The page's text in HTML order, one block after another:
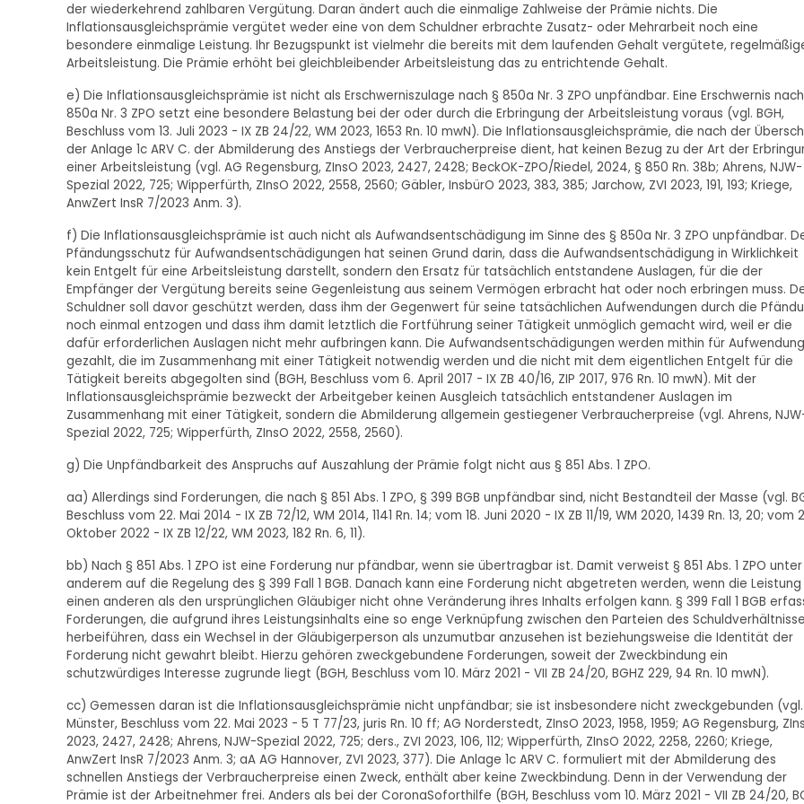
der wiederkehrend zahlbaren Vergütung. Daran ändert auch die einmalige Zahlweise der Prämie nichts. Die
Inflationsausgleichsprämie vergütet weder eine von dem Schuldner erbrachte Zusatz- oder Mehrarbeit noch eine
besondere einmalige Leistung. Ihr Bezugspunkt ist vielmehr die bereits mit dem laufenden Gehalt vergütete,
Arbeitsleistung. Die Prämie erhöht bei gleichbleibender Arbeitsleistung das zu entrichtende Gehalt.
e) Die Inflationsausgleichsprämie ist nicht als Erschwerniszulage nach § 850a Nr. 3 ZPO unpfändbar. Eine Erschwernis
850a Nr. 3 ZPO setzt eine besondere Belastung bei der oder durch die Erbringung der Arbeitsleistung voraus (vgl. BGH,
Beschluss vom 13. Juli 2023 - IX ZB 24/22, WM 2023, 1653 Rn. 10 mwN). Die Inflationsausgleichsprämie, die nach der
der Anlage 1c ARV C. der Abmilderung des Anstiegs der Verbraucherpreise dient, hat keinen Bezug zu der Art der
einer Arbeitsleistung (vgl. AG Regensburg, ZInsO 2023, 2427, 2428; BeckOK-ZPO/Riedel, 2024, § 850 Rn. 38b; Ahrens, NJW-
Spezial 2022, 725; Wipperfürth, ZInsO 2022, 2558, 2560; Gäbler, InsbürO 2023, 383, 385; Jarchow, ZVI 2023, 191, 193; Kriege,
AnwZert InsR 7/2023 Anm. 3).
f) Die Inflationsausgleichsprämie ist auch nicht als Aufwandsentschädigung im Sinne des § 850a Nr. 3 ZPO unpfändbar.
Pfändungsschutz für Aufwandsentschädigungen hat seinen Grund darin, dass die Aufwandsentschädigung in Wirklichkeit
kein Entgelt für eine Arbeitsleistung darstellt, sondern den Ersatz für tatsächlich entstandene Auslagen, für die der
Empfänger der Vergütung bereits seine Gegenleistung aus seinem Vermögen erbracht hat oder noch erbringen muss.
Schuldner soll davor geschützt werden, dass ihm der Gegenwert für seine tatsächlichen Aufwendungen durch die
noch einmal entzogen und dass ihm damit letztlich die Fortführung seiner Tätigkeit unmöglich gemacht wird, weil er die
dafür erforderlichen Auslagen nicht mehr aufbringen kann. Die Aufwandsentschädigungen werden mithin für
gezahlt, die im Zusammenhang mit einer Tätigkeit notwendig werden und die nicht mit dem eigentlichen Entgelt für die
Tätigkeit bereits abgegolten sind (BGH, Beschluss vom 6. April 2017 - IX ZB 40/16, ZIP 2017, 976 Rn. 10 mwN). Mit der
Inflationsausgleichsprämie bezweckt der Arbeitgeber keinen Ausgleich tatsächlich entstandener Auslagen im
Zusammenhang mit einer Tätigkeit, sondern die Abmilderung allgemein gestiegener Verbraucherpreise (vgl. Ahrens,
Spezial 2022, 725; Wipperfürth, ZInsO 2022, 2558, 2560).
g) Die Unpfändbarkeit des Anspruchs auf Auszahlung der Prämie folgt nicht aus § 851 Abs. 1 ZPO.
aa) Allerdings sind Forderungen, die nach § 851 Abs. 1 ZPO, § 399 BGB unpfändbar sind, nicht Bestandteil der Masse (vgl.
Beschluss vom 22. Mai 2014 - IX ZB 72/12, WM 2014, 1141 Rn. 14; vom 18. Juni 2020 - IX ZB 11/19, WM 2020, 1439 Rn. 13, 20; vom
Oktober 2022 - IX ZB 12/22, WM 2023, 182 Rn. 6, 11).
bb) Nach § 851 Abs. 1 ZPO ist eine Forderung nur pfändbar, wenn sie übertragbar ist. Damit verweist § 851 Abs. 1 ZPO unter
anderem auf die Regelung des § 399 Fall 1 BGB. Danach kann eine Forderung nicht abgetreten werden, wenn die Leistung
einen anderen als den ursprünglichen Gläubiger nicht ohne Veränderung ihres Inhalts erfolgen kann. § 399 Fall 1 BGB
Forderungen, die aufgrund ihres Leistungsinhalts eine so enge Verknüpfung zwischen den Parteien des
herbeiführen, dass ein Wechsel in der Gläubigerperson als unzumutbar anzusehen ist beziehungsweise die Identität der
Forderung nicht gewahrt bleibt. Hierzu gehören zweckgebundene Forderungen, soweit der Zweckbindung ein
schutzwürdiges Interesse zugrunde liegt (BGH, Beschluss vom 10. März 2021 - VII ZB 24/20, BGHZ 229, 94 Rn. 10 mwN).
cc) Gemessen daran ist die Inflationsausgleichsprämie nicht unpfändbar; sie ist insbesondere nicht zweckgebunden (vgl.
Münster, Beschluss vom 22. Mai 2023 - 5 T 77/23, juris Rn. 10 ff; AG Norderstedt, ZInsO 2023, 1958, 1959; AG Regensburg,
2023, 2427, 2428; Ahrens, NJW-Spezial 2022, 725; ders., ZVI 2023, 106, 112; Wipperfürth, ZInsO 2022, 2258, 2260; Kriege,
AnwZert InsR 7/2023 Anm. 3; aA AG Hannover, ZVI 2023, 377). Die Anlage 1c ARV C. formuliert mit der Abmilderung des
schnellen Anstiegs der Verbraucherpreise einen Zweck, enthält aber keine Zweckbindung. Denn in der Verwendung der
Prämie ist der Arbeitnehmer frei. Anders als bei der CoronaSoforthilfe (BGH, Beschluss vom 10. März 2021 - VII ZB 24/20,